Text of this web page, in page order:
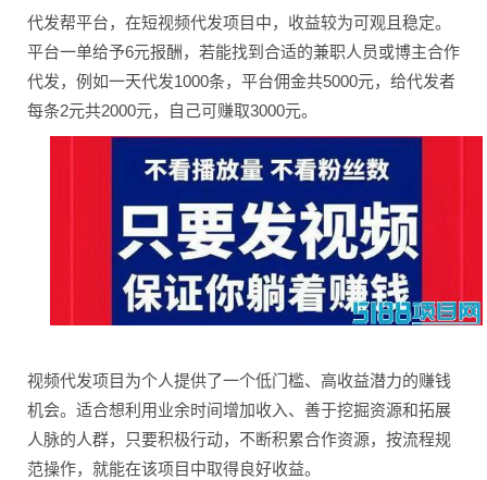
代发帮平台，在短视频代发项目中，收益较为可观且稳定。
平台一单给予6元报酬，若能找到合适的兼职人员或博主合作
代发，例如一天代发1000条，平台佣金共5000元，给代发者
每条2元共2000元，自己可赚取3000元。
视频代发项目为个人提供了一个低门槛、高收益潜力的赚钱
机会。适合想利用业余时间增加收入、善于挖掘资源和拓展
人脉的人群，只要积极行动，不断积累合作资源，按流程规
范操作，就能在该项目中取得良好收益。